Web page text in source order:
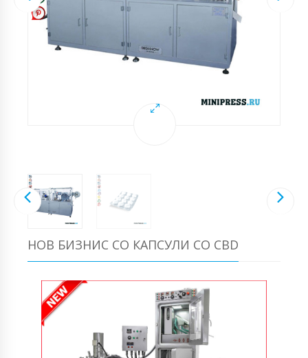
НОВ БИЗНИС СО КАПСУЛИ СО CBD